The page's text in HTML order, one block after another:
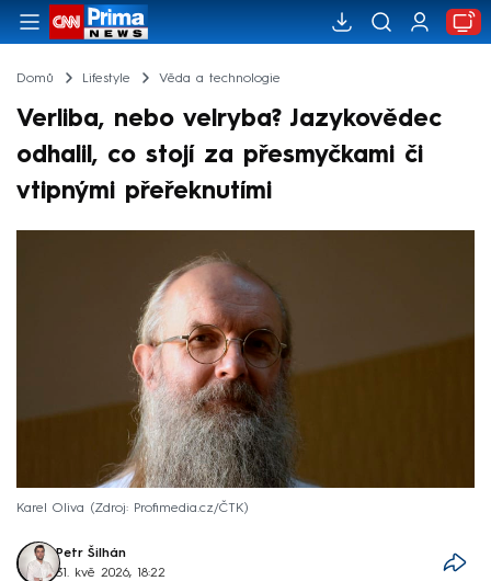
Domů Lifestyle Věda a technologie
Verliba, nebo velryba? Jazykovědec
odhalil, co stojí za přesmyčkami či
vtipnými přeřeknutími
Karel Oliva Zdroj: Profimedia.cz/ČTK
Petr Šilhán
31. kvě 2026, 18:22